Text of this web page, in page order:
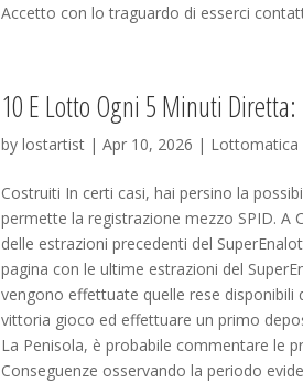
Accetto con lo traguardo di esserci
10 E Lotto Ogni 5 Minuti
by lostartist | Apr 10, 2026 | Lottomatica
Costruiti In certi casi, hai persino la
permette la registrazione mezzo SPID. A
delle estrazioni precedenti del
pagina con le ultime estrazioni del
vengono effettuate quelle rese disponibili
vittoria gioco ed effettuare un primo
La Penisola, è probabile commentare le
Conseguenze osservando la periodo